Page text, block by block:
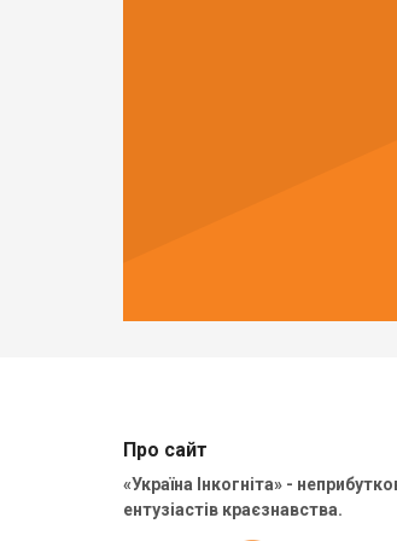
Про сайт
«Україна Інкогніта» -
ентузіастів краєзнавства.